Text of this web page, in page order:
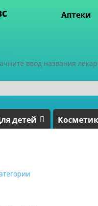
Аптеки
ввод названия
детей